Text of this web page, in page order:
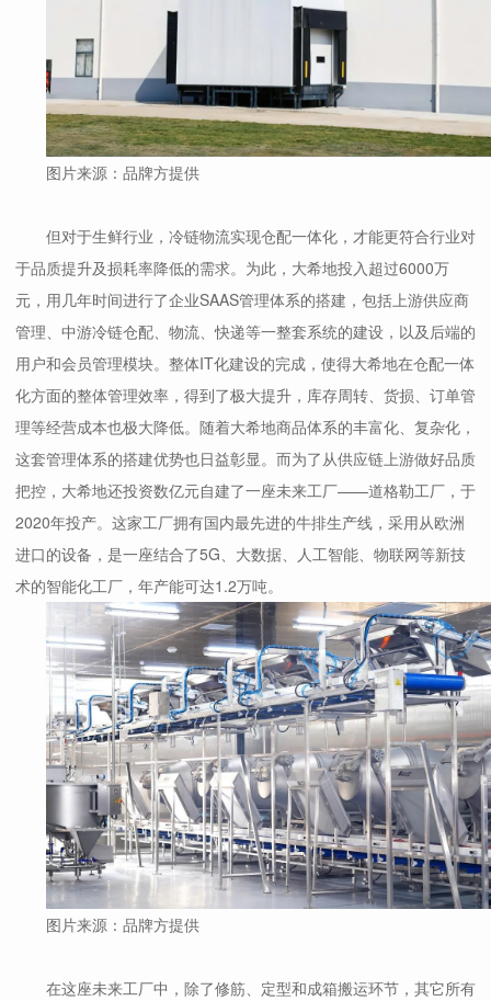
图片来源：品牌方提供
但对于生鲜行业，冷链物流实现仓配一体化，才能更符合行业对
于品质提升及损耗率降低的需求。为此，大希地投入超过6000万
元，用几年时间进行了企业SAAS管理体系的搭建，包括上游供应商
管理、中游冷链仓配、物流、快递等一整套系统的建设，以及后端的
用户和会员管理模块。整体IT化建设的完成，使得大希地在仓配一体
化方面的整体管理效率，得到了极大提升，库存周转、货损、订单管
理等经营成本也极大降低。随着大希地商品体系的丰富化、复杂化，
这套管理体系的搭建优势也日益彰显。而为了从供应链上游做好品质
把控，大希地还投资数亿元自建了一座未来工厂——道格勒工厂，于
2020年投产。这家工厂拥有国内最先进的牛排生产线，采用从欧洲
进口的设备，是一座结合了5G、大数据、人工智能、物联网等新技
术的智能化工厂，年产能可达1.2万吨。
图片来源：品牌方提供
在这座未来工厂中，除了修筋、定型和成箱搬运环节，其它所有